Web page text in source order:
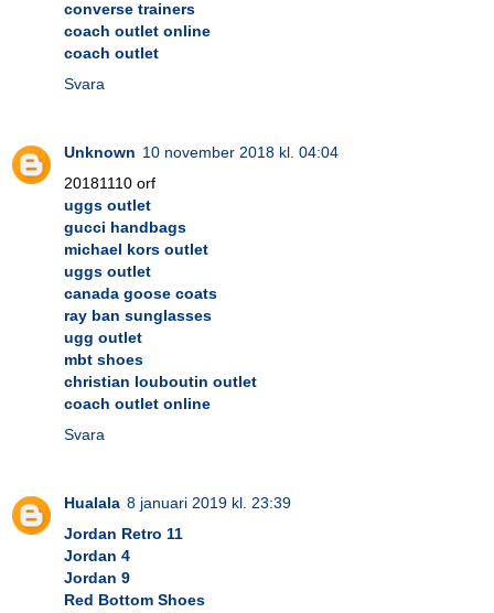
converse trainers
coach outlet online
coach outlet
Svara
Unknown 10 november 2018 kl. 04:04
20181110 orf
uggs outlet
gucci handbags
michael kors outlet
uggs outlet
canada goose coats
ray ban sunglasses
ugg outlet
mbt shoes
christian louboutin outlet
coach outlet online
Svara
Hualala 8 januari 2019 kl. 23:39
Jordan Retro 11
Jordan 4
Jordan 9
Red Bottom Shoes